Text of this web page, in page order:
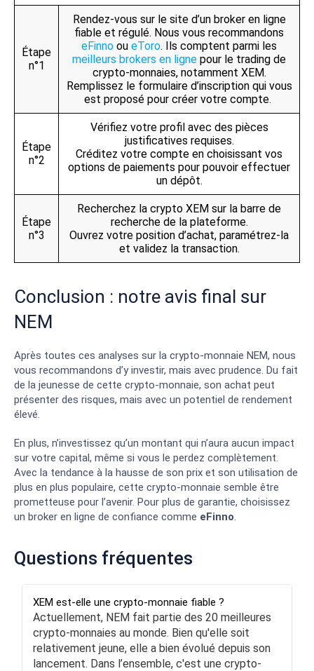
Étape
n°1
Rendez-vous sur le site d’un broker en ligne
fiable et régulé. Nous vous recommandons
eFinno ou eToro. Ils comptent parmi les
meilleurs brokers en ligne pour le trading de
crypto-monnaies, notamment XEM.
Remplissez le formulaire d’inscription qui vous
est proposé pour créer votre compte.
Étape
n°2
Vérifiez votre profil avec des pièces
justificatives requises.
Créditez votre compte en choisissant vos
options de paiements pour pouvoir effectuer
un dépôt.
Étape
n°3
Recherchez la crypto XEM sur la barre de
recherche de la plateforme.
Ouvrez votre position d’achat, paramétrez-la
et validez la transaction.
Conclusion : notre avis final sur
NEM
Après toutes ces analyses sur la crypto-monnaie NEM, nous
vous recommandons d’y investir, mais avec prudence. Du fait
de la jeunesse de cette crypto-monnaie, son achat peut
présenter des risques, mais avec un potentiel de rendement
élevé.
En plus, n’investissez qu’un montant qui n’aura aucun impact
sur votre capital, même si vous le perdez complètement.
Avec la tendance à la hausse de son prix et son utilisation de
plus en plus populaire, cette crypto-monnaie semble être
prometteuse pour l’avenir. Pour plus de garantie, choisissez
un broker en ligne de confiance comme eFinno.
Questions fréquentes
XEM est-elle une crypto-monnaie fiable ?
Actuellement, NEM fait partie des 20 meilleures
crypto-monnaies au monde. Bien qu'elle soit
relativement jeune, elle a bien évolué depuis son
lancement. Dans l’ensemble, c'est une crypto-